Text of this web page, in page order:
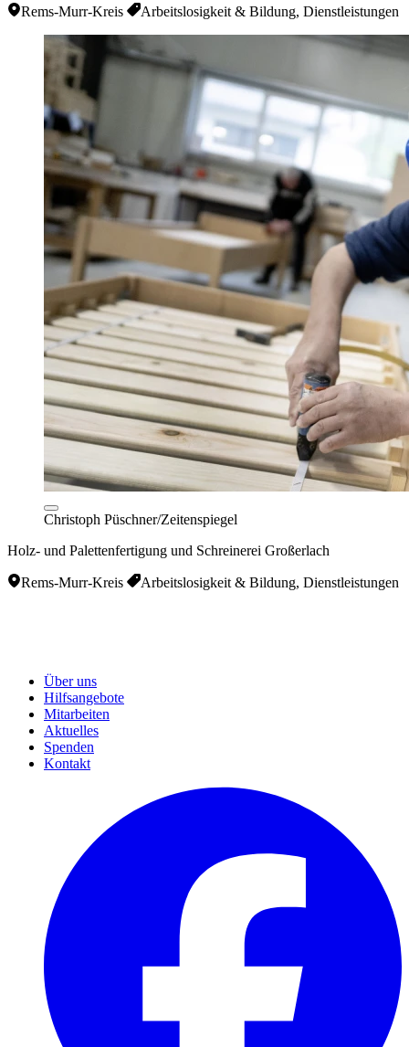
Rems-Murr-Kreis Arbeitslosigkeit & Bildung, Dienstleistungen
Christoph Püschner/Zeitenspiegel
Holz- und Palettenfertigung und Schreinerei Großerlach
Rems-Murr-Kreis Arbeitslosigkeit & Bildung, Dienstleistungen
Über uns
Hilfsangebote
Mitarbeiten
Aktuelles
Spenden
Kontakt